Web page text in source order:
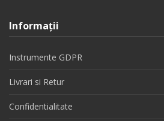
Informaţii
Instrumente GDPR
Livrari si Retur
Confidentialitate